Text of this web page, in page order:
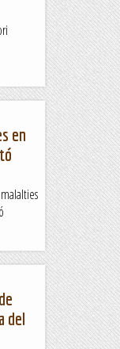
en
del